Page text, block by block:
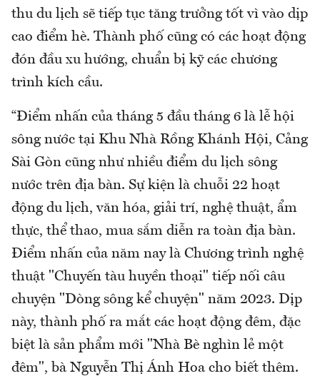
thu du lịch sẽ tiếp tục tăng trưởng tốt vì vào dịp
cao điểm hè. Thành phố cũng có các hoạt động
đón đầu xu hướng, chuẩn bị kỹ các chương
trình kích cầu.
“Điểm nhấn của tháng 5 đầu tháng 6 là lễ hội
sông nước tại Khu Nhà Rồng Khánh Hội, Cảng
Sài Gòn cũng như nhiều điểm du lịch sông
nước trên địa bàn. Sự kiện là chuỗi 22 hoạt
động du lịch, văn hóa, giải trí, nghệ thuật, ẩm
thực, thể thao, mua sắm diễn ra toàn địa bàn.
Điểm nhấn của năm nay là Chương trình nghệ
thuật "Chuyến tàu huyền thoại" tiếp nối câu
chuyện "Dòng sông kể chuyện" năm 2023. Dịp
này, thành phố ra mắt các hoạt động đêm, đặc
biệt là sản phẩm mới "Nhà Bè nghìn lẻ một
đêm", bà Nguyễn Thị Ánh Hoa cho biết thêm.